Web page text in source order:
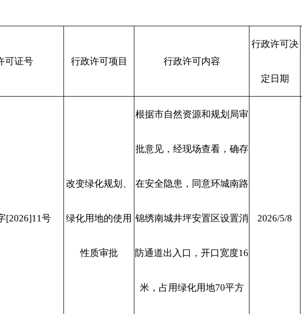
可证号 行政许可项目 行政许可内容
行政许可决
定日期
[2026]11号
改变绿化规划、
绿化用地的使用
性质审批
根据市自然资源和规划局审
批意见，经现场查看，确存
在安全隐患，同意环城南路
锦绣南城井坪安置区设置消
防通道出入口，开口宽度16
米，占用绿化用地70平方
2026/5/8